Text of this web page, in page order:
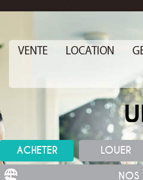
VENTE LOCATION
ACHETER LOUER